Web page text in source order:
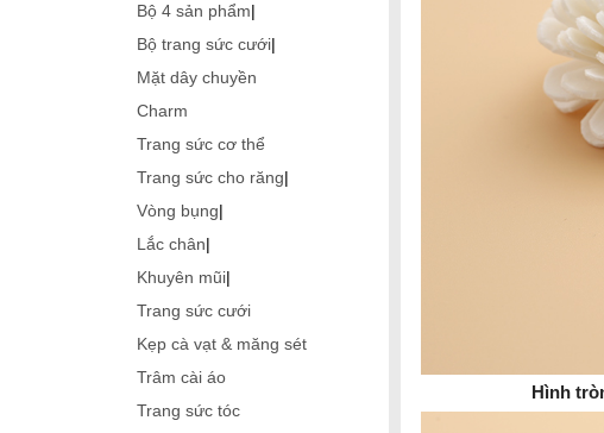
Bộ 4 sản phẩm|
Bộ trang sức cưới|
Mặt dây chuyền
Charm
Trang sức cơ thể
Trang sức cho răng|
Vòng bụng|
Lắc chân|
Khuyên mũi|
Trang sức cưới
Kẹp cà vạt & măng sét
Trâm cài áo
Trang sức tóc
Hình